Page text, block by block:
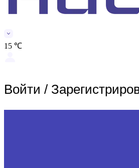
15 ℃
Войти /